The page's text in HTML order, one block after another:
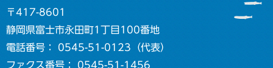
〒417-8601
静岡県富士市永田町1丁目100番地
電話番号： 0545-51-0123（代表）
ファクス番号： 0545-51-1456